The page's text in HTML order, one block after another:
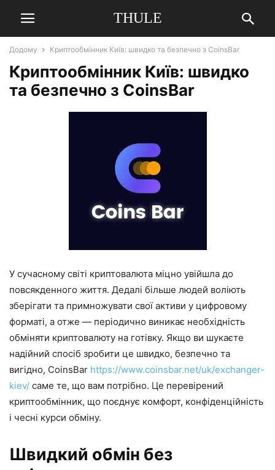
THULE
Додому Криптообмінник Київ: швидко та безпечно з CoinsBar
Криптообмінник Київ: швидко
та безпечно з CoinsBar
У сучасному світі криптовалюта міцно увійшла до
повсякденного життя. Дедалі більше людей воліють
зберігати та примножувати свої активи у цифровому
форматі, а отже — періодично виникає необхідність
обміняти криптовалюту на готівку. Якщо ви шукаєте
надійний спосіб зробити це швидко, безпечно та
вигідно, CoinsBar https://www.coinsbar.net/uk/exchanger-
kiev/ саме те, що вам потрібно. Це перевірений
криптообмінник, що поєднує комфорт, конфіденційність
і чесні курси обміну.
Швидкий обмін без